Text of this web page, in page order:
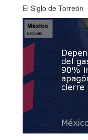
El Siglo de Torreón